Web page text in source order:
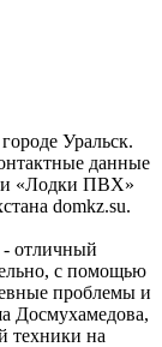
Уральск.
данные
«Лодки ПВХ»
domkz.su.
отличный
с помощью
проблемы и
Досмухамедова,
техники на